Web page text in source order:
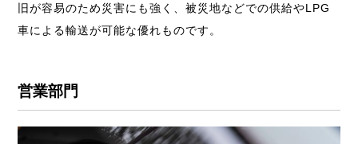
旧が容易のため災害にも強く、被災地などでの供給やLPG
車による輸送が可能な優れものです。
営業部門